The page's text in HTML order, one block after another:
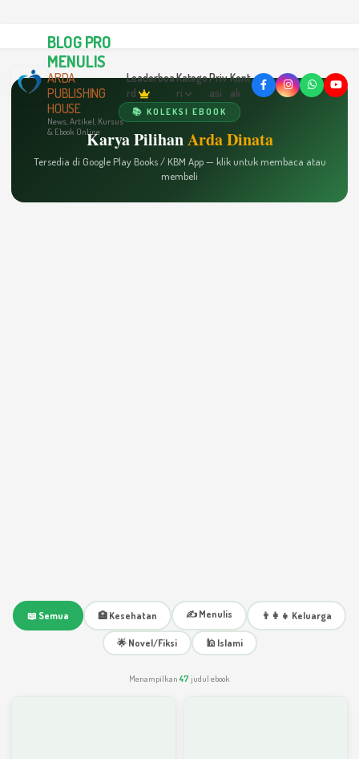
BLOG PRO
MENULIS
ARDA
PUBLISHING
HOUSE
News, Artikel, Kursus
& Ebook Online
Leaderboa
rd
Katego
ri
Priv
asi
Kont
ak
📚 KOLEKSI EBOOK
Karya PilihanArda Dinata
Tersedia di Google Play Books / KBM App — klik untuk membaca atau
membeli
📖 Semua 🏥 Kesehatan ✍️ Menulis 👨‍👩‍👧 Keluarga
🌟 Novel/Fiksi 🕌 Islami
Menampilkan47 judul ebook